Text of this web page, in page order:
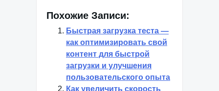
Похожие Записи:
Быстрая загрузка теста —
как оптимизировать свой
контент для быстрой
загрузки и улучшения
пользовательского опыта
Как увеличить скорость